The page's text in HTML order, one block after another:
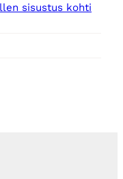
sisustus kohti